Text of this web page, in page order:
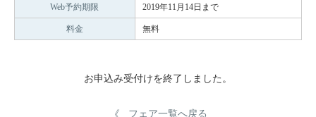
Web予約期限 2019年11月14日まで
料金 無料
お申込み受付けを終了しました。
フェア一覧へ戻る